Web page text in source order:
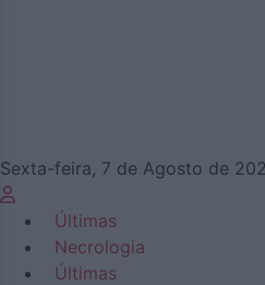
Sexta-feira, 7 de Agosto de
Últimas
Necrologia
Últimas